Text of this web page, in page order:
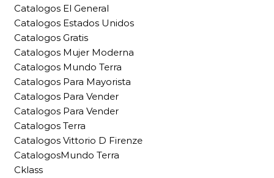
Catalogos El General
Catalogos Estados Unidos
Catalogos Gratis
Catalogos Mujer Moderna
Catalogos Mundo Terra
Catalogos Para Mayorista
Catalogos Para Vender
Catalogos Para Vender
Catalogos Terra
Catalogos Vittorio D Firenze
CatalogosMundo Terra
Cklass